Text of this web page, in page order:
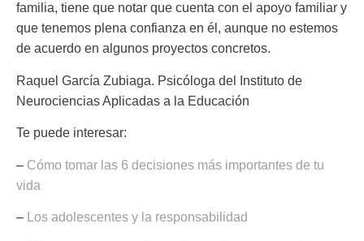
familia, tiene que notar que cuenta con el apoyo familiar y
que tenemos plena confianza en él, aunque no estemos
de acuerdo en algunos proyectos concretos.
Raquel García Zubiaga. Psicóloga del Instituto de
Neurociencias Aplicadas a la Educación
Te puede interesar:
– Cómo tomar las 6 decisiones más importantes de tu
vida
– Los adolescentes y la responsabilidad